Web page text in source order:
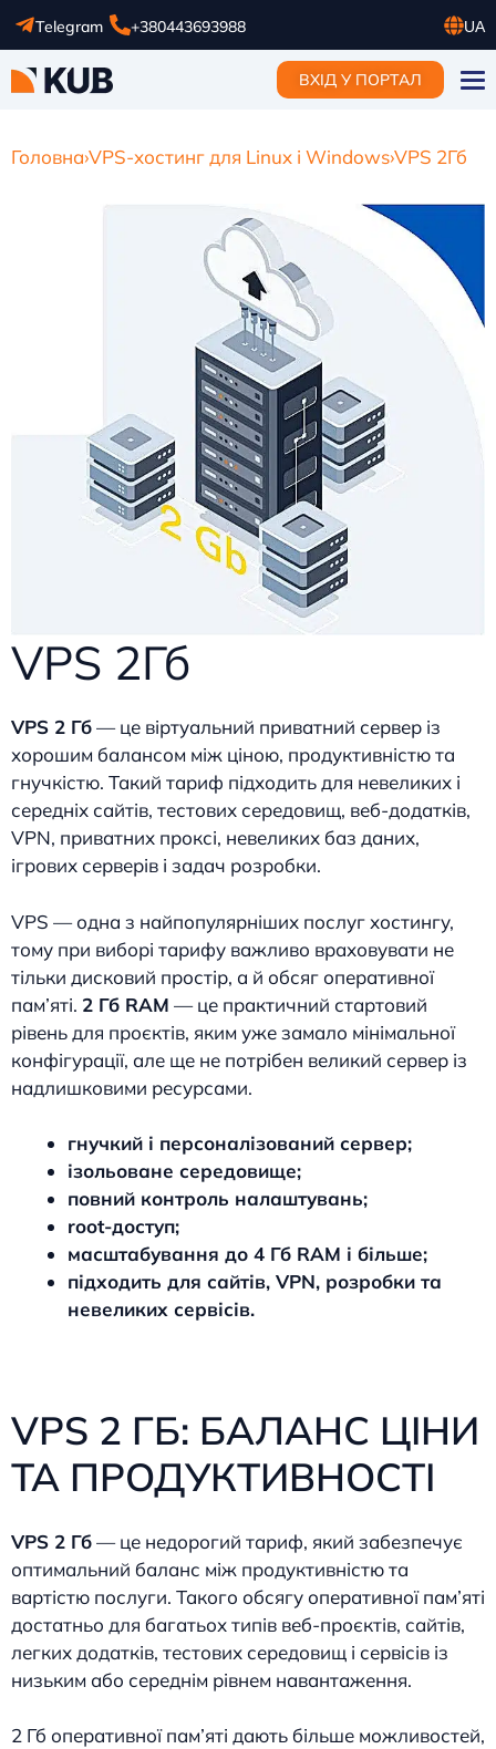
Telegram +380443693988
UA
RU
EN
ВХІД У ПОРТАЛ
Головна›VPS-хостинг для Linux і Windows›VPS 2Гб
VPS 2Гб
VPS 2 Гб— це віртуальний приватний сервер із
хорошим балансом між ціною, продуктивністю та
гнучкістю. Такий тариф підходить для невеликих і
середніх сайтів, тестових середовищ, веб-додатків,
VPN, приватних проксі, невеликих баз даних,
ігрових серверів і задач розробки.
VPS — одна з найпопулярніших послуг хостингу,
тому при виборі тарифу важливо враховувати не
тільки дисковий простір, а й обсяг оперативної
пам’яті. 2 Гб RAM — це практичний стартовий
рівень для проєктів, яким уже замало мінімальної
конфігурації, але ще не потрібен великий сервер із
надлишковими ресурсами.
гнучкий і персоналізований сервер;
ізольоване середовище;
повний контроль налаштувань;
root-доступ;
масштабування до 4 Гб RAM і більше;
підходить для сайтів, VPN, розробки та
невеликих сервісів.
VPS 2 ГБ: БАЛАНС ЦІНИ
ТА ПРОДУКТИВНОСТІ
VPS 2 Гб— це недорогий тариф, який забезпечує
оптимальний баланс між продуктивністю та
вартістю послуги. Такого обсягу оперативної пам’яті
достатньо для багатьох типів веб-проєктів, сайтів,
легких додатків, тестових середовищ і сервісів із
низьким або середнім рівнем навантаження.
2 Гб оперативної пам’яті дають більше можливостей,